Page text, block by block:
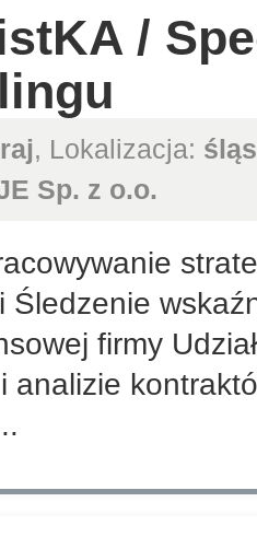
/
, Lokalizacja:
Sp. z o.o.
Śledzenie
firmy
analizie